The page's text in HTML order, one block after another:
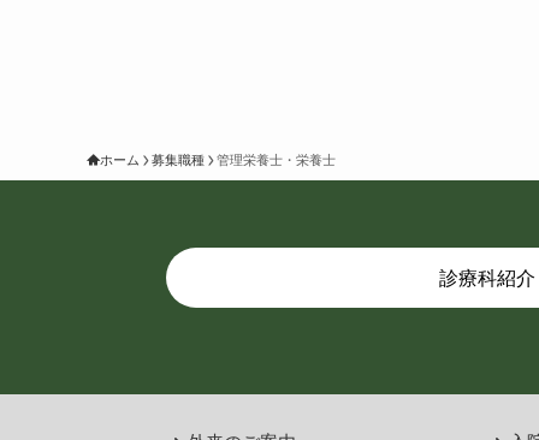
ホーム 募集職種 管理栄養士・栄養士
診療科紹介